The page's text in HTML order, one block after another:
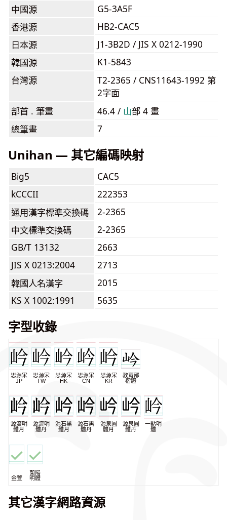
中國源
G5-3A5F
香港源
HB2-CAC5
日本源
J1-3B2D / JIS X 0212-1990
韓國源
K1-5843
台灣源
T2-2365 / CNS11643-1992 第
2字面
部首 . 筆畫
46.4 / ⼭部 4 畫
總筆畫
7
Unihan — 其它編碼映射
Big5
CAC5
kCCCII
222353
通用漢字標準交換碼
2-2365
中文標準交換碼
2-2365
GB/T 13132
2663
JIS X 0213:2004
2713
韓國人名漢字
2015
KS X 1002:1991
5635
字型收錄
思源宋
JP
思源宋
TW
思源宋
HK
思源宋
CN
思源宋
KR
教育部
楷體
源流明
體月
源流明
體丹
源石黑
體月
源石黑
體丹
源泉圓
體月
源泉圓
體丹
一點明
體
金萱
蘭陽
明體
其它漢字網路資源